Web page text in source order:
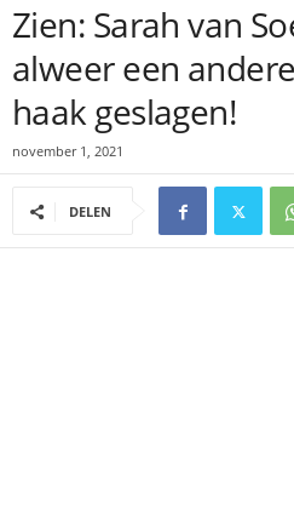
Zien: Sarah van
alweer een
haak geslagen!
november 1, 2021
DELEN